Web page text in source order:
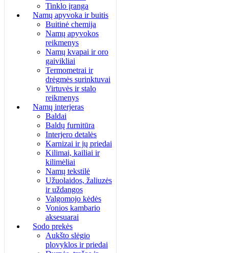
Tinklo įranga
Namų apyvoka ir buitis
Buitinė chemija
Namų apyvokos
reikmenys
Namų kvapai ir oro
gaivikliai
Termometrai ir
drėgmės surinktuvai
Virtuvės ir stalo
reikmenys
Namų interjeras
Baldai
Baldų furnitūra
Interjero detalės
Karnizai ir jų priedai
Kilimai, kailiai ir
kilimėliai
Namų tekstilė
Užuolaidos, žaliuzės
ir uždangos
Valgomojo kėdės
Vonios kambario
aksesuarai
Sodo prekės
Aukšto slėgio
plovyklos ir priedai